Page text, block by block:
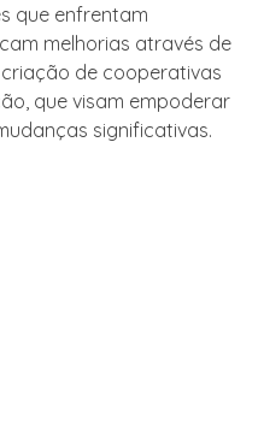
que enfrentam
melhorias através de
de cooperativas
que visam empoderar
significativas.